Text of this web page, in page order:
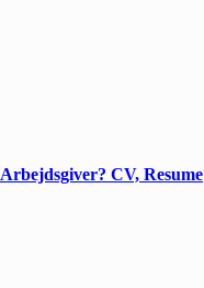
Arbejdsgiver? CV, Resume